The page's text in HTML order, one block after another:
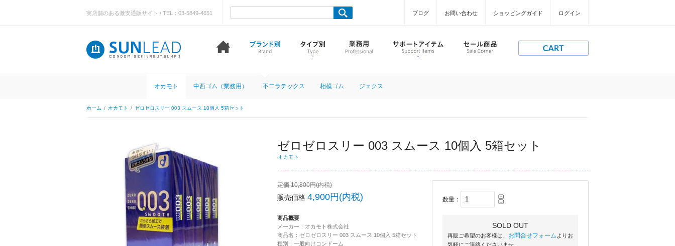
実店舗のある激安通販サイト / TEL：03-5849-4651 ブログ お問い合わせ ショッピングガイド ログイン
オカモト 中西ゴム（業務用） 不二ラテックス 相模ゴム ジェクス
ホーム / オカモト / ゼロゼロスリー 003 スムース 10個入 5箱セット
ゼロゼロスリー 003 スムース 10個入 5箱セット
オカモト
定価 10,800円(内税)
販売価格 4,900円(内税)
商品概要
メーカー：オカモト株式会社
商品名：ゼロゼロスリー 003 スムース 10個入 5箱セット
種別：一般向けコンドーム
数量：
SOLD OUT
再販ご希望のお客様は、 お問合せフォーム よりお
気軽にご連絡くださいませ。